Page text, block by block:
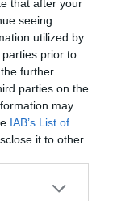
that after your
seeing
utilized by
prior to
further
parties on the
may
IAB’s List of
it to other